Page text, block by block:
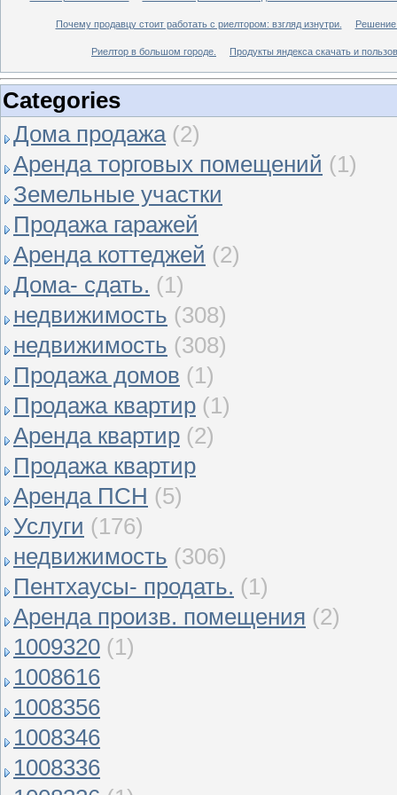
Почему продавцу стоит работать с риелтором: взгляд изнутри.
Риелтор в большом городе. Продукты яндекса скачать и
Categories
Дома продажа (2)
Аренда торговых помещений (1)
Земельные участки
Продажа гаражей
Аренда коттеджей (2)
Дома- сдать. (1)
недвижимость (308)
недвижимость (308)
Продажа домов (1)
Продажа квартир (1)
Аренда квартир (2)
Продажа квартир
Аренда ПСН (5)
Услуги (176)
недвижимость (306)
Пентхаусы- продать. (1)
Аренда произв. помещения (2)
1009320 (1)
1008616
1008356
1008346
1008336